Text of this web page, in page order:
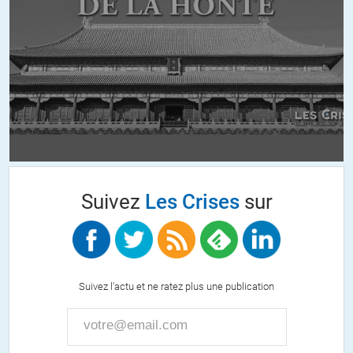
Chacun aborde les problématiques qui lui sont posées dans
sa vie avec les moyens indépendants, pour l’essentiel,de sa
volonté.
Si plus est,une idéologie est adoptée,les possibilites de
transgression sont réduites et amènent à des pensées et
positions personnelles indiscutables.
Il ne s’agit point d’intelligence supérieure ou autre mais d’une
pensée ou rationalité personnelle.
s’ouvre et conduit l’expression d’un point de vue et pas d’une
si la vaste majorité des tueries commises par les islamistes
sont proferées a l’encontre des musulmans, c’est
simplement parce que ces musulmans la sont plus proche de
Suivez Les Crisessur
Suivez l'actu et ne ratez plus une publication